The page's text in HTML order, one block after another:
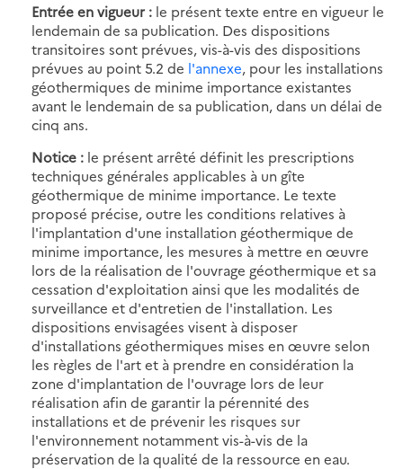
Entrée en vigueur : le présent texte entre en vigueur le
lendemain de sa publication. Des dispositions
transitoires sont prévues, vis-à-vis des dispositions
prévues au point 5.2 de l'annexe, pour les installations
géothermiques de minime importance existantes
avant le lendemain de sa publication, dans un délai de
cinq ans.
Notice : le présent arrêté définit les prescriptions
techniques générales applicables à un gîte
géothermique de minime importance. Le texte
proposé précise, outre les conditions relatives à
l'implantation d'une installation géothermique de
minime importance, les mesures à mettre en œuvre
lors de la réalisation de l'ouvrage géothermique et sa
cessation d'exploitation ainsi que les modalités de
surveillance et d'entretien de l'installation. Les
dispositions envisagées visent à disposer
d'installations géothermiques mises en œuvre selon
les règles de l'art et à prendre en considération la
zone d'implantation de l'ouvrage lors de leur
réalisation afin de garantir la pérennité des
installations et de prévenir les risques sur
l'environnement notamment vis-à-vis de la
préservation de la qualité de la ressource en eau.